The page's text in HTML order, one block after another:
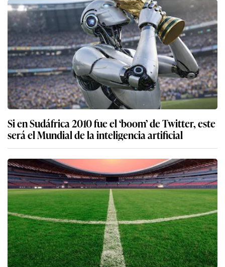
Si en Sudáfrica 2010 fue el ‘boom’ de Twitter, este
será el Mundial de la inteligencia artificial